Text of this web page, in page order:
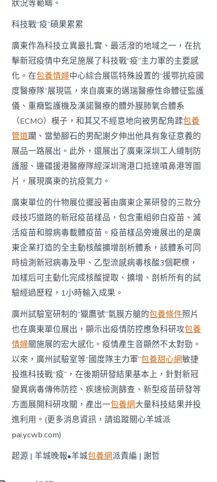
狀況等範疇。
科技戰“疫”碩果累累
廣東作為科技立異最扎實、最活潑的地域之一，在抗
擊新冠疫情中充足施展了科技戰“疫”主力軍的主要感
化。在包養情婦中心綜合展區特殊設置的“援鄂抗疫國
度醫療隊”展現區，來自廣東的邁瑞醫療性命體征監護
儀、重癥監護機及漢諾醫療的體外膜肺氧合體系
（ECMO）模子，和其又不經意地向被男配角蹂包養
管道躪、當墊腳石的男配謝夕伸出他具有象征意義的
展品一路展出。此外，還展出了廣東深圳工人縫制防
護服、邊疆援港醫療隊經深圳灣港口抵達噴鼻港等圖
片，展現廣東的抗疫氣力。
廣東單位的什物展位擺設著由廣東企業研發的三款分
歧技巧道路的新冠疫苗樣品，包含重組卵白疫苗、滅
活疫苗和腺病毒載體疫苗。疫苗樣品旁邊展出的是廣
東企業打造的全主動核酸擴增剖析體系，該體系可同
時檢測新冠病毒及甲、乙型流感病毒核酸3個靶標，
加樣后可主動化完成核酸提取、擴增、剖析所有的試
驗經過歷程，1小時輸入成果。
廣州試驗室研制的“獵鷹號”氣膜方艙的包養條件照片
也在廣東單位展出，顯示出疫情防控應急科研攻包養
情婦關施展的宏大感化。疫情產生音顯然不太對勁。
以來，廣州試驗室等“國度隊主力軍”包養甜心網敏捷
投進科技戰“疫”，在後期研發結果基本上，針對新冠
變異病毒傳佈防控、疾速檢測篩查、新型疫苗研發等
方面展開科研攻關，產出一包養網大量科技結果并投
進利用。(更多消息資訊，請追蹤關心羊城派
pai.ycwb.com)
起源 | 羊城晚報•羊城包養網派責編 | 謝哲